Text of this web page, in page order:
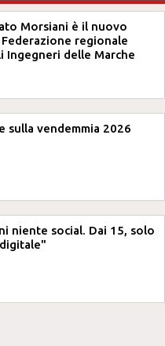
Morsiani è il nuovo
regionale
Ingegneri delle Marche
sulla vendemmia 2026
niente social. Dai 15, solo